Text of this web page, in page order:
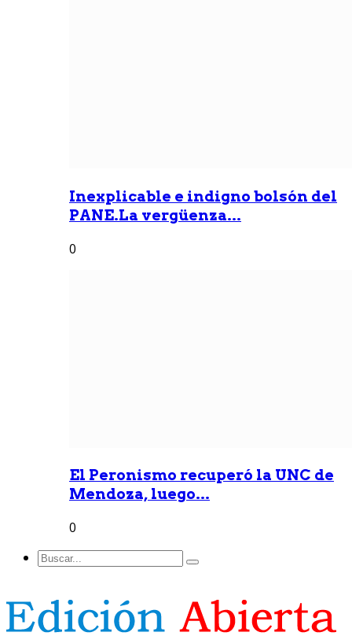
Inexplicable e indigno bolsón del
PANE.La vergüenza...
0
El Peronismo recuperó la UNC de
Mendoza, luego...
0